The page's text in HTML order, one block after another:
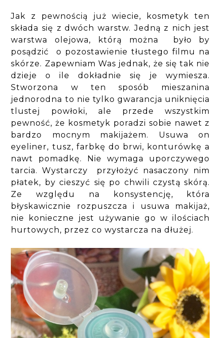
Jak z pewnością już wiecie, kosmetyk ten
składa się z dwóch warstw. Jedną z nich jest
warstwa olejowa, którą można było by
posądzić o pozostawienie tłustego filmu na
skórze. Zapewniam Was jednak, że się tak nie
dzieje o ile dokładnie się je wymiesza.
Stworzona w ten sposób mieszanina
jednorodna to nie tylko gwarancja uniknięcia
tlustej powłoki, ale przede wszystkim
pewność, że kosmetyk poradzi sobie nawet z
bardzo mocnym makijażem. Usuwa on
eyeliner, tusz, farbkę do brwi, konturówkę a
nawt pomadkę. Nie wymaga uporczywego
tarcia. Wystarczy przyłożyć nasaczony nim
płatek, by cieszyć się po chwili czystą skórą.
Ze względu na konsystencję, która
błyskawicznie rozpuszcza i usuwa makijaż,
nie konieczne jest używanie go w ilościach
hurtowych, przez co wystarcza na dłużej.